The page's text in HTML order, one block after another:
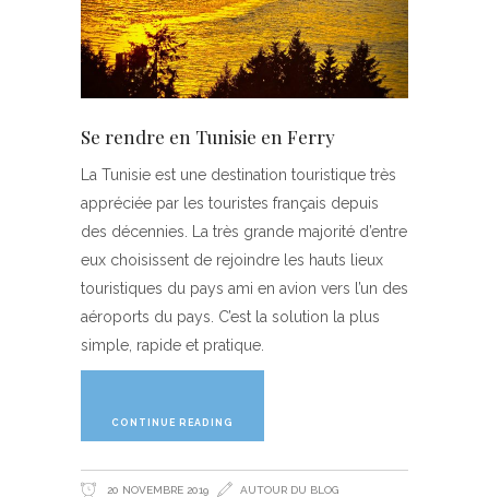
Se rendre en Tunisie en Ferry
La Tunisie est une destination touristique très
appréciée par les touristes français depuis
des décennies. La très grande majorité d’entre
eux choisissent de rejoindre les hauts lieux
touristiques du pays ami en avion vers l’un des
aéroports du pays. C’est la solution la plus
simple, rapide et pratique.
CONTINUE READING
20 NOVEMBRE 2019 AUTOUR DU BLOG